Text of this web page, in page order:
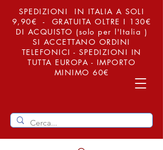
SPEDIZIONI IN ITALIA A SOLI
9,90€ - GRATUITA OLTRE I 130€
DI ACQUISTO (solo per l'Italia )
SI ACCETTANO ORDINI
TELEFONICI - SPEDIZIONI IN
TUTTA EUROPA - IMPORTO
MINIMO 60€